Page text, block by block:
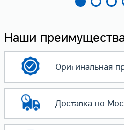
Наши
Оригинальная
Доставка по